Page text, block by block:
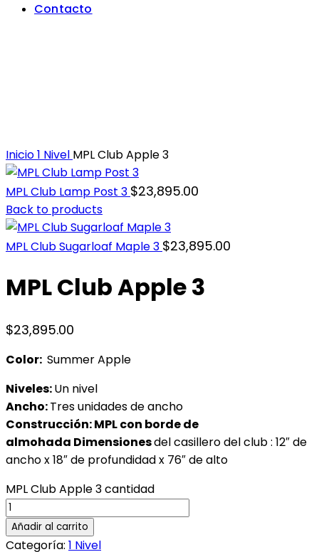
Contacto
Inicio1 Nivel MPL Club Apple 3
MPL Club Lamp Post 3 $23,895.00
Back to products
MPL Club Sugarloaf Maple 3 $23,895.00
MPL Club Apple 3
$23,895.00
Color: Summer Apple
Niveles:Un nivel
Ancho:Tres unidades de ancho
Construcción: MPL con borde de
almohada Dimensionesdel casillero del club : 12″ de
ancho x 18″ de profundidad x 76″ de alto
MPL Club Apple 3 cantidad
Añadir al carrito
Categoría: 1 Nivel